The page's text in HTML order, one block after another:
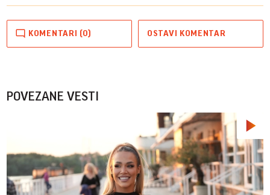
KOMENTARI (0) OSTAVI KOMENTAR
POVEZANE VESTI